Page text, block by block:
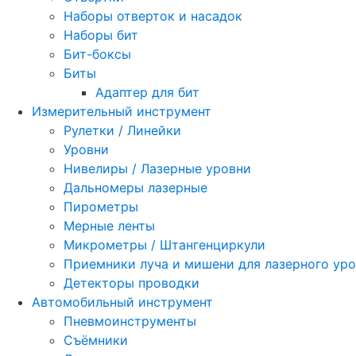
Наборы отверток и насадок
Наборы бит
Бит-боксы
Биты
Адаптер для бит
Измерительный инструмент
Рулетки / Линейки
Уровни
Нивелиры / Лазерные уровни
Дальномеры лазерные
Пирометры
Мерные ленты
Микрометры / Штангенциркули
Приемники луча и мишени для лазерного
Детекторы проводки
Автомобильный инструмент
Пневмоинструменты
Съёмники